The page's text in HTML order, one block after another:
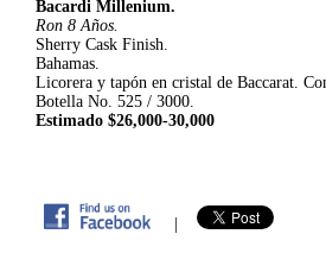
Bacardi Millenium.
Ron 8 Años.
Sherry Cask Finish.
Bahamas.
Licorera y tapón en cristal de Baccarat.
Botella No. 525 / 3000.
Estimado $26,000-30,000
|